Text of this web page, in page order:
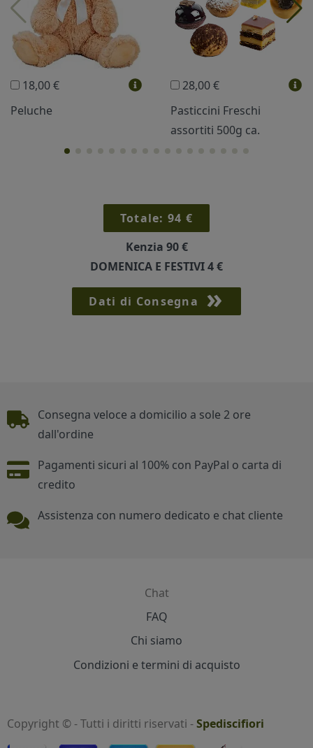
Trudi® THUN®
Regali Personalizzati
18,00 €
Peluche
28,00 €
Pasticcini Freschi
assortiti 500g ca.
Totale:94 €
Kenzia 90 €
DOMENICA E FESTIVI4 €
Dati di Consegna
Piè di pagina
Consegna veloce a domicilio a sole 2 ore
dall'ordine
Pagamenti sicuri al 100% con PayPal o carta di
credito
Assistenza con numero dedicato e chat cliente
Chat
FAQ
Chi siamo
Condizioni e termini di acquisto
Copyright © - Tutti i diritti riservati -Spediscifiori